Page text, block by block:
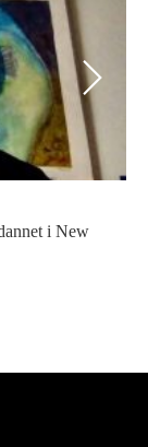
i New
Next